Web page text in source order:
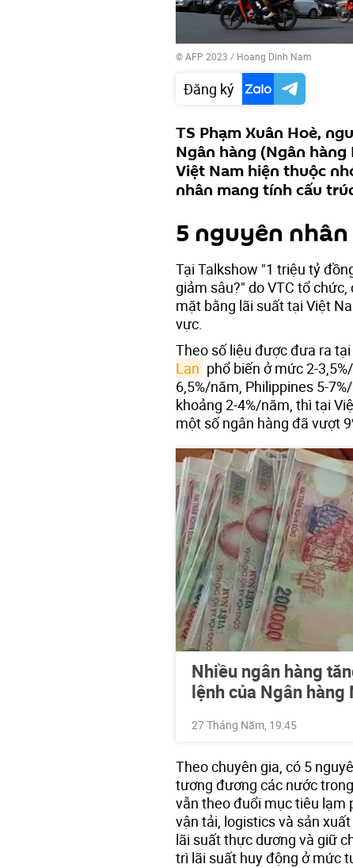
© AFP 2023 / Hoang Dinh Nam
Đăng ký
TS Phạm Xuân Hoè,
Ngân hàng (Ngân
Việt Nam hiện thuộc
nhân mang tính cấu
5 nguyên
Tại Talkshow "1 triệu tỷ
giảm sâu?" do VTC tổ
mặt bằng lãi suất tại Việt
vực.
Theo số liệu được đưa ra
Lan phổ biến ở mức 2-
6,5%/năm, Philippines 5-
khoảng 2-4%/năm, thì tại
một số ngân hàng đã vượt
Nhiều ngân hàng
lệnh của Ngân hàng
27 Tháng Năm, 19:45
Theo chuyên gia, có 5
tương đương các nước
vẫn theo đuổi mục tiêu lạm
vận tải, logistics và sản
lãi suất thực dương và giữ
trì lãi suất huy động ở mức